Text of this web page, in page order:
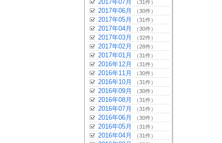
2017年07月 （31件）
2017年06月 （30件）
2017年05月 （31件）
2017年04月 （30件）
2017年03月 （32件）
2017年02月 （28件）
2017年01月 （31件）
2016年12月 （31件）
2016年11月 （30件）
2016年10月 （31件）
2016年09月 （30件）
2016年08月 （31件）
2016年07月 （31件）
2016年06月 （30件）
2016年05月 （31件）
2016年04月 （31件）